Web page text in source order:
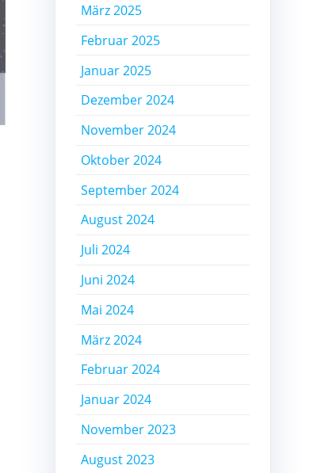
März 2025
Februar 2025
Januar 2025
Dezember 2024
November 2024
Oktober 2024
September 2024
August 2024
Juli 2024
Juni 2024
Mai 2024
März 2024
Februar 2024
Januar 2024
November 2023
August 2023